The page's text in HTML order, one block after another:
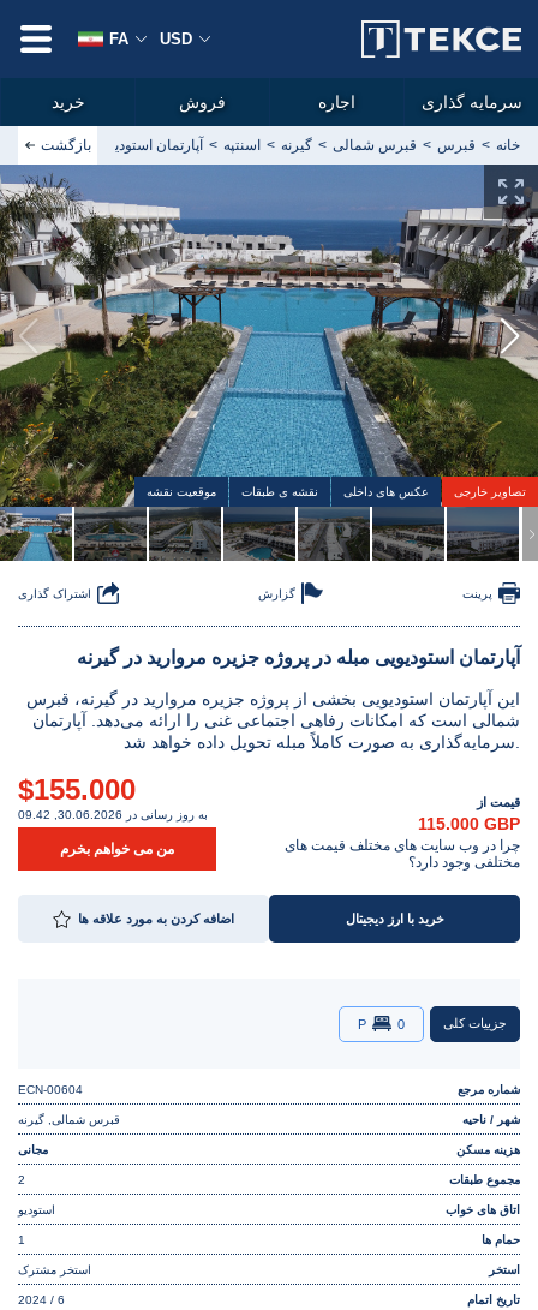
خانه قبرس قبرس شمالی گیرنه اسنتپه آپارتمان استودیویی مبله در پروژه
بازگشت
تصاویر خارجی عکس های داخلی نقشه ی طبقات موقعیت نقشه
اشتراک گذاری گزارش پرینت
آپارتمان استودیویی مبله در پروژه جزیره مروارید در گیرنه
این آپارتمان استودیویی بخشی از پروژه جزیره مروارید در گیرنه، قبرس
شمالی است که امکانات رفاهی اجتماعی غنی را ارائه می‌دهد. آپارتمان
قیمت از
115.000 GBP
چرا در وب سایت های مختلف قیمت های
مختلفی وجود دارد؟
$155.000
به روز رسانی در 30.06.2026, 09.42
من می خواهم بخرم
اضافه کردن به مورد علاقه ها خرید با ارز دیجیتال
جزییات کلی 0
P
شماره مرجع ECN-00604
شهر / ناحیه قبرس شمالی, گیرنه
هزینه مسکن مجانی
مجموع طبقات 2
اتاق های خواب استودیو
حمام ها 1
استخر استخر مشترک
تاریخ اتمام 6 / 2024
USD
FA
خرید فروش اجاره سرمایه گذاری